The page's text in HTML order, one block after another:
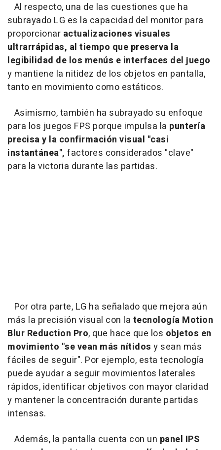
Al respecto, una de las cuestiones que ha
subrayado LG es la capacidad del monitor para
proporcionar actualizaciones visuales
ultrarrápidas, al tiempo que preserva la
legibilidad de los menús e interfaces del juego
y mantiene la nitidez de los objetos en pantalla,
tanto en movimiento como estáticos.
Asimismo, también ha subrayado su enfoque
para los juegos FPS porque impulsa la puntería
precisa y la confirmación visual "casi
instantánea", factores considerados "clave"
para la victoria durante las partidas.
Por otra parte, LG ha señalado que mejora aún
más la precisión visual con la tecnología Motion
Blur Reduction Pro, que hace que los objetos en
movimiento "se vean más nítidos y sean más
fáciles de seguir". Por ejemplo, esta tecnología
puede ayudar a seguir movimientos laterales
rápidos, identificar objetivos con mayor claridad
y mantener la concentración durante partidas
intensas.
Además, la pantalla cuenta con un panel IPS